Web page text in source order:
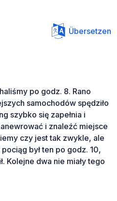
Übersetzen
po godz. 8. Rano
samochodów spędziło
szybko się zapełnia i
i znaleźć miejsce
czy jest tak zwykle, ale
był ten po godz. 10,
Kolejne dwa nie miały tego